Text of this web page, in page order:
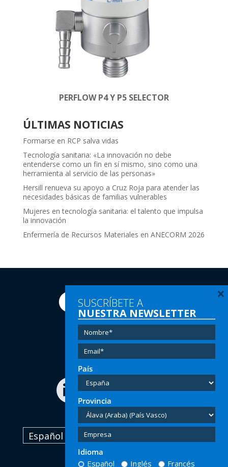
PERFLOW P4 Y P5 SELECTOR
ÚLTIMAS NOTICIAS
Formarse en RCP salva vidas
Tecnología sanitaria: «La innovación no debe
entenderse como un fin en sí mismo, sino como una
herramienta al servicio de las personas»
Hersill renueva su apoyo a Cruz Roja para atender las
necesidades básicas de familias vulnerables
Mujeres en tecnología sanitaria: el talento que impulsa
la innovación
Enfermería de Recursos Materiales en ANECORM 2026
Tel:(+34) 91 616 60 00
Email:info@hersill.com
Español
SUSCRÍBETE A
NUESTRA NEWSLETTER
País
Provincia
Idioma
Español
Inglés Francés
×